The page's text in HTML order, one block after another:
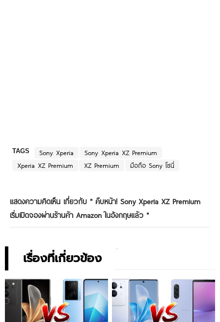
TAGS Sony Xperia
Sony Xperia XZ Premium
Xperia XZ Premium
XZ Premium มือถือ Sony โซนี่
แสดงความคิดเห็น เกี่ยวกับ " คืบหน้า! Sony Xperia XZ Premium
เริ่มเปิดจองผ่านร้านค้า Amazon ในอังกฤษแล้ว "
เรื่องที่เกี่ยวข้อง